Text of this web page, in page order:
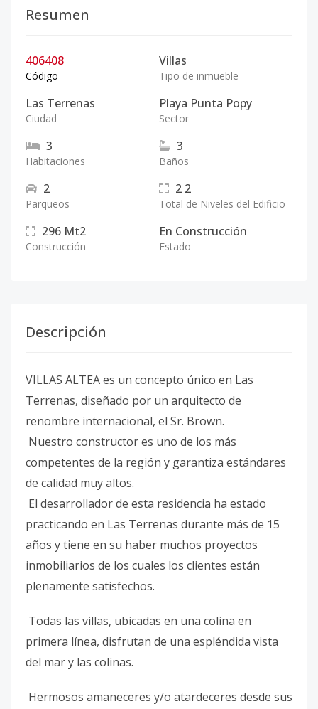
Resumen
406408
Código
Villas
Tipo de inmueble
Las Terrenas
Ciudad
Playa Punta Popy
Sector
3
Habitaciones
3
Baños
2
Parqueos
2 2
Total de Niveles del Edificio
296 Mt2
Construcción
En Construcción
Estado
Descripción
VILLAS ALTEA es un concepto único en Las
Terrenas, diseñado por un arquitecto de
renombre internacional, el Sr. Brown.
Nuestro constructor es uno de los más
competentes de la región y garantiza estándares
de calidad muy altos.
El desarrollador de esta residencia ha estado
practicando en Las Terrenas durante más de 15
años y tiene en su haber muchos proyectos
inmobiliarios de los cuales los clientes están
plenamente satisfechos.
Todas las villas, ubicadas en una colina en
primera línea, disfrutan de una espléndida vista
del mar y las colinas.
Hermosos amaneceres y/o atardeceres desde sus